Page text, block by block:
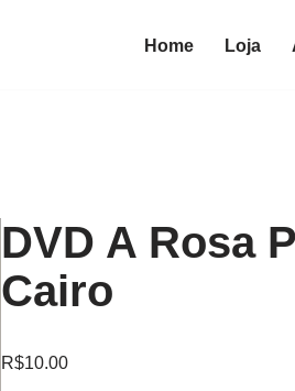
Home Loja
DVD A Rosa
Cairo
R$10.00